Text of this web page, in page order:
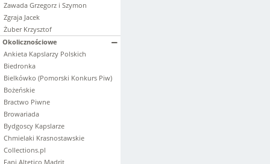
Zawada Grzegorz i Szymon
Zgraja Jacek
Żuber Krzysztof
Okolicznościowe
Ankieta Kapslarzy Polskich
Biedronka
Bielkówko (Pomorski Konkurs Piw)
Bożeńskie
Bractwo Piwne
Browariada
Bydgoscy Kapslarze
Chmielaki Krasnostawskie
Collections.pl
Fani Altetico Madrit